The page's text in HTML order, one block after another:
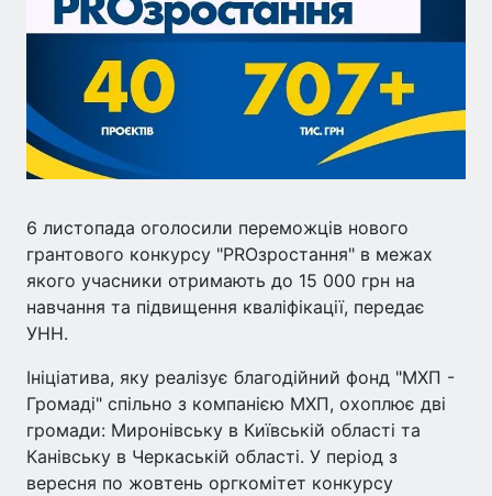
6 листопада оголосили переможців нового
грантового конкурсу "PROзростання" в межах
якого учасники отримають до 15 000 грн на
навчання та підвищення кваліфікації, передає
УНН.
Ініціатива, яку реалізує благодійний фонд "МХП -
Громаді" спільно з компанією МХП, охоплює дві
громади: Миронівську в Київській області та
Канівську в Черкаській області. У період з
вересня по жовтень оргкомітет конкурсу